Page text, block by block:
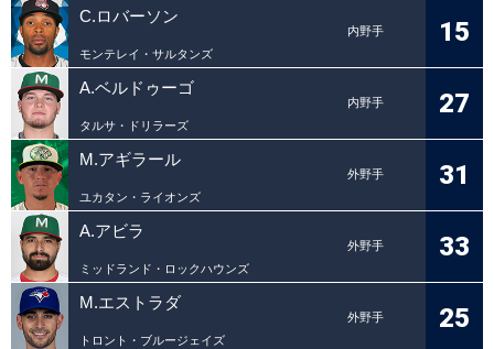
C.ロバーソン
内野手
モンテレイ・サルタンズ
15
A.ベルドゥーゴ
内野手
タルサ・ドリラーズ
27
M.アギラール
外野手
ユカタン・ライオンズ
31
A.アビラ
外野手
ミッドランド・ロックハウンズ
33
M.エストラダ
外野手
トロント・ブルージェイズ
25